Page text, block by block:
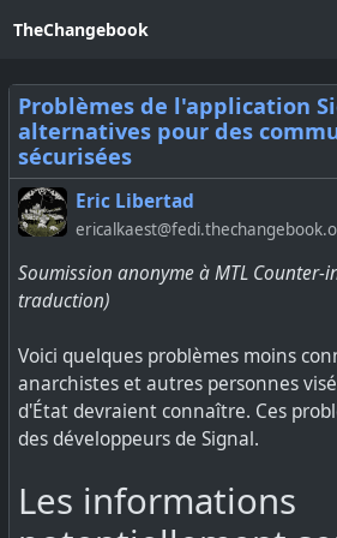
TheChangebook
Problèmes de l'application
alternatives pour des
sécurisées
Eric Libertad
Soumission anonyme à MTL
traduction)
Voici quelques problèmes moins
anarchistes et autres personnes
d'État devraient connaître. Ces
des développeurs de Signal.
Les informations